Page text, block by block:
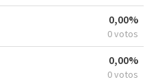
0,00%
0 votos
0,00%
0 votos